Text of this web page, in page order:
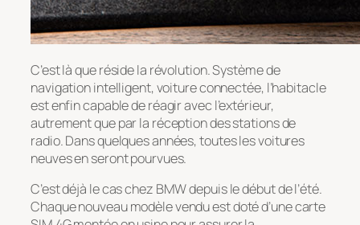
C’est là que réside la révolution. Système de
navigation intelligent, voiture connectée, l’habitacle
est enfin capable de réagir avec l’extérieur,
autrement que par la réception des stations de
radio. Dans quelques années, toutes les voitures
neuves en seront pourvues.
C’est déjà le cas chez BMW depuis le début de l’été.
Chaque nouveau modèle vendu est doté d’une carte